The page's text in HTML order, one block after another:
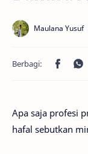
Apa saja profesi
hafal sebutkan